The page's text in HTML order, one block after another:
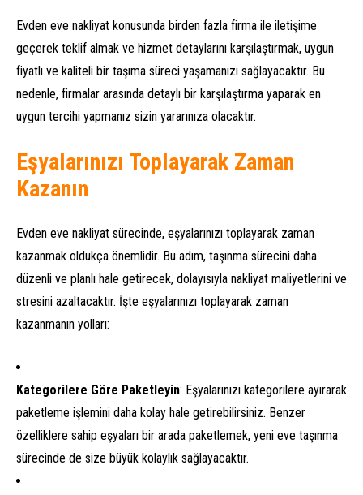
Evden eve nakliyat konusunda birden fazla firma ile iletişime
geçerek teklif almak ve hizmet detaylarını karşılaştırmak, uygun
fiyatlı ve kaliteli bir taşıma süreci yaşamanızı sağlayacaktır. Bu
nedenle, firmalar arasında detaylı bir karşılaştırma yaparak en
uygun tercihi yapmanız sizin yararınıza olacaktır.
Eşyalarınızı Toplayarak Zaman
Kazanın
Evden eve nakliyat sürecinde, eşyalarınızı toplayarak zaman
kazanmak oldukça önemlidir. Bu adım, taşınma sürecini daha
düzenli ve planlı hale getirecek, dolayısıyla nakliyat maliyetlerini ve
stresini azaltacaktır. İşte eşyalarınızı toplayarak zaman
kazanmanın yolları:
Kategorilere Göre Paketleyin: Eşyalarınızı kategorilere ayırarak
paketleme işlemini daha kolay hale getirebilirsiniz. Benzer
özelliklere sahip eşyaları bir arada paketlemek, yeni eve taşınma
sürecinde de size büyük kolaylık sağlayacaktır.